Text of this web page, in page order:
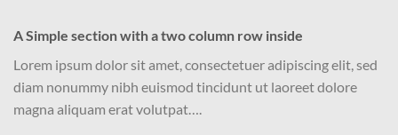
A Simple section with a two column row inside
Lorem ipsum dolor sit amet, consectetuer adipiscing elit, sed
diam nonummy nibh euismod tincidunt ut laoreet dolore
magna aliquam erat volutpat….